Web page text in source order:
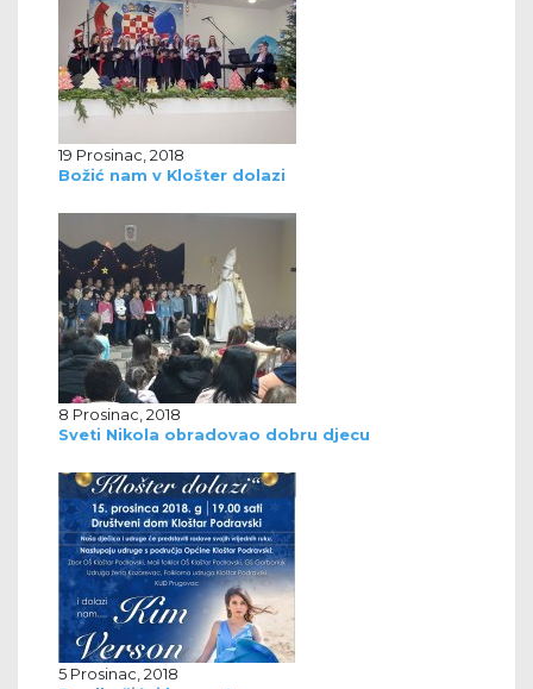
19 Prosinac, 2018
Božić nam v Klošter dolazi
8 Prosinac, 2018
Sveti Nikola obradovao dobru djecu
5 Prosinac, 2018